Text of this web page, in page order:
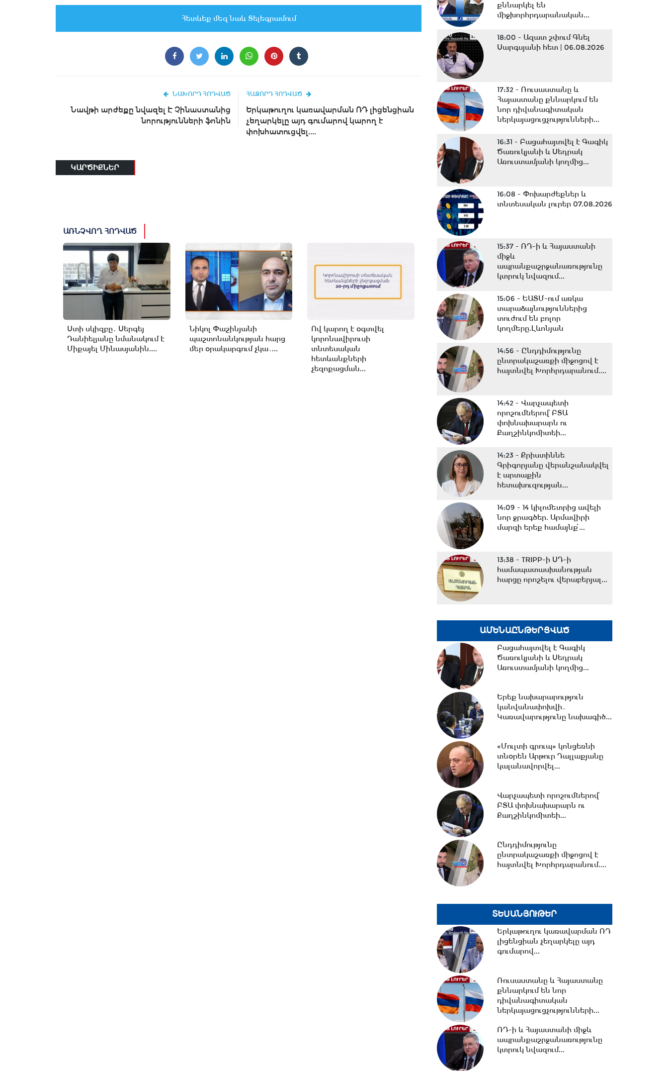
Հետևեք մեզ նաև Տելեգրամում
ՆԱԽՈՐԴ ՀՈԴՎԱԾ
Նավթի արժեքը նվազել Է Չինաստանից
նորությունների ֆոնին
ՀԱՋՈՐԴ ՀՈԴՎԱԾ
Երկաթուղու կառավարման ՌԴ լիցենցիան
չեղարկելը այդ գումարով կարող է
փոխհատուցվել....
ԿԱՐԾԻՔՆԵՐ
ԱՌՆՉՎՈՂ ՀՈԴՎԱԾ
Ստի սկիզբը․ Սերգեյ
Դանիելյանը նմանակում է
Միքայել Մինասյանին....
Նիկոլ Փաշինյանի
պաշտոնանկության հարց
մեր օրակարգում չկա․...
Ով կարող է օգտվել
կորոնավիրուսի
տնտեսական
հետևանքների
չեզոքացման...
քննարկել են
միջխորհրդարանական...
18:00 - Ազատ շփում Գնել
Սարգսյանի հետ | 06.08.2026
17:32 - Ռուսաստանը և
Հայաստանը քննարկում են
նոր դիվանագիտական
ներկայացուցչությունների...
16:31 - Բացահայտվել է Գագիկ
Ծառուկյանի և Սեդրակ
Առուստամյանի կողմից...
16:08 - Փոխարժեքներ և
տնտեսական լուրեր 07.08.2026
15:37 - ՌԴ-ի և Հայաստանի
միջև
ապրանքաշրջանառությունը
կտրուկ նվազում...
15:06 - ԵԱՏՄ-ում առկա
տարաձայնություններից
տուժում են բոլոր
կողմերը.Լևոնյան
14:56 - Ընդդիմությունը
ընտրակաշառքի միջոցով է
հայտնվել Խորհրդարանում....
14:42 - Վարչապետի
որոշումներով՝ ԲՏԱ
փոխնախարարն ու
Քաղշինկոմիտեի...
14:23 - Քրիստիննե
Գրիգորյանը վերանշանակվել
է արտաքին
հետախուզության...
14:09 - 14 կիլոմետրից ավելի
նոր ջրագծեր. Արմավիրի
մարզի երեք համայնք՝...
13:38 - TRIPP-ի ՍԴ-ի
համապատասխանության
հարցը որոշելու վերաբերյալ...
շնորհավորական ուղերձ է
հղել Ռուբեն Ռուբինյանին...
13:02 -
ՀԷՑ-ը դառնալու է
պետական սեփականություն,
հավատարմագրային...
12:36 -Խնդիր ենք դրել 2026-
11:53 -Կոնգոյում Էբոլայի
11:40 -«Մուլտի գրուպ»
Դալլաքյանը կալանավորվել...
11:17 -Սպիտակում 23
բնակարան կհատկացվի
երկրաշարժի հետևանքով
անօթևան...
10:49 -Վարչապետ Փաշինյանը
երկօրյա աշխատանքային
այցով մեկնել է...
10:31 -Որպես անհետ կորած
որոնվում է 1992 թ. ծնված
Վահագ Մարտիրոսյանը
ԱՄԵՆԱԸՆԹԵՐՑՎԱԾ
Բացահայտվել է Գագիկ
Ծառուկյանի և Սեդրակ
Առուստամյանի կողմից...
Երեք նախարարություն
կանվանափոխվի․
Կառավարությունը նախագիծ...
«Մուլտի գրուպ» կոնցեռնի
տնօրեն Արթուր Դալլաքյանը
կալանավորվել...
Վարչապետի որոշումներով՝
ԲՏԱ փոխնախարարն ու
Քաղշինկոմիտեի...
Ընդդիմությունը
ընտրակաշառքի միջոցով է
հայտնվել Խորհրդարանում....
ՏԵՍԱՆՅՈՒԹԵՐ
Երկաթուղու կառավարման ՌԴ
լիցենցիան չեղարկելը այդ
գումարով...
Ռուսաստանը և Հայաստանը
քննարկում են նոր
դիվանագիտական
ներկայացուցչությունների...
ՌԴ-ի և Հայաստանի միջև
ապրանքաշրջանառությունը
կտրուկ նվազում...